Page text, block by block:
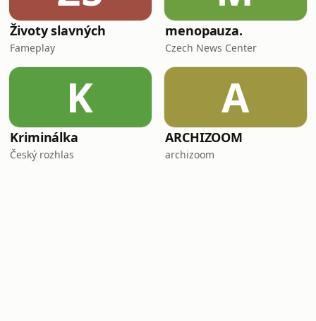
Životy slavných
Fameplay
menopauza.
Czech News Center
K
Kriminálka
Český rozhlas
A
ARCHIZOOM
archizoom